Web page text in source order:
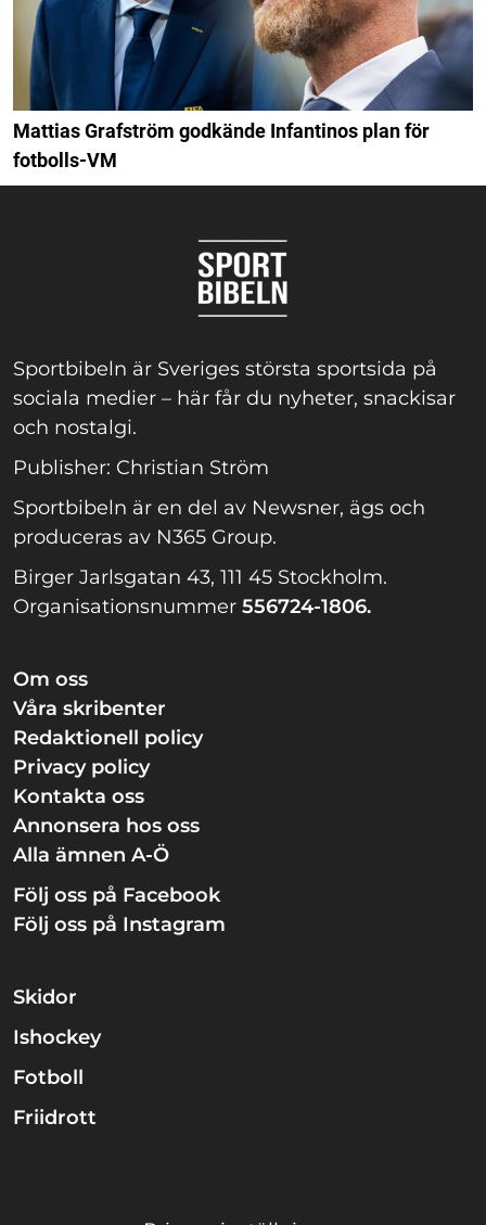
Mattias Grafström godkände Infantinos plan för
fotbolls-VM
Sportbibeln är Sveriges största sportsida på
sociala medier – här får du nyheter, snackisar
och nostalgi.
Publisher: Christian Ström
Sportbibeln är en del av Newsner, ägs och
produceras av N365 Group.
Birger Jarlsgatan 43, 111 45 Stockholm.
Organisationsnummer 556724-1806.
Om oss
Våra skribenter
Redaktionell policy
Privacy policy
Kontakta oss
Annonsera hos oss
Alla ämnen A-Ö
Följ oss på Facebook
Följ oss på Instagram
Skidor
Ishockey
Fotboll
Friidrott